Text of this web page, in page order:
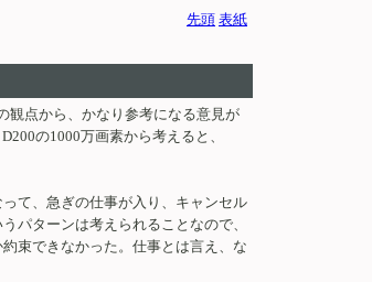
先頭 表紙
観点から、かなり参考になる意見が
の1000万画素から考えると、
て、急ぎの仕事が入り、キャンセル
パターンは考えられることなので、
束できなかった。仕事とは言え、な